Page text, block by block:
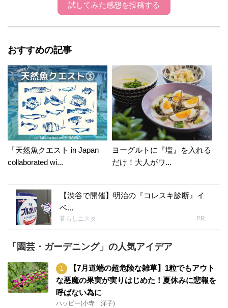
試してみた感想を投稿する
おすすめの記事
「天然魚クエスト in Japan
collaborated wi...
ヨーグルトに『塩』を入れる
だけ！大人がワ...
【渋谷で開催】明治の『コレスキ診断』イ
ベ...
暮らしニスタ PR
「園芸・ガーデニング」の人気アイデア
【7月道端の超危険な雑草】1粒でもアウト
な悪魔の果実が実りはじめた！夏休みに悲報を
呼ばない為に
ハッピー(小寺 洋子)